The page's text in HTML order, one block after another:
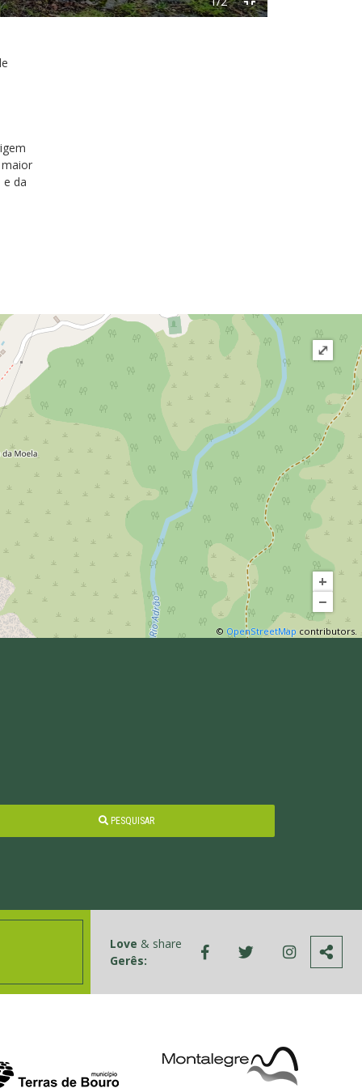
e da
+
−
© OpenStreetMap contributors.
⤢
PESQUISAR
Love & share
Gerês: